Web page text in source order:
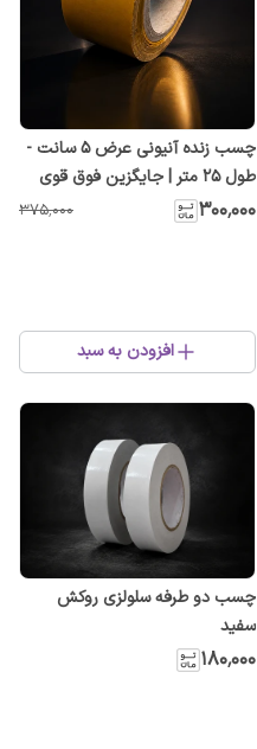
چسب زنده آنیونی عرض ۵ سانت -
طول ۲۵ متر | جایگزین فوق قوی
چسب های مایع
۳۰۰٬۰۰۰ ۳۷۵٬۰۰۰
افزودن به سبد
چسب دو طرفه سلولزی روکش
سفید
۱۸۰٬۰۰۰